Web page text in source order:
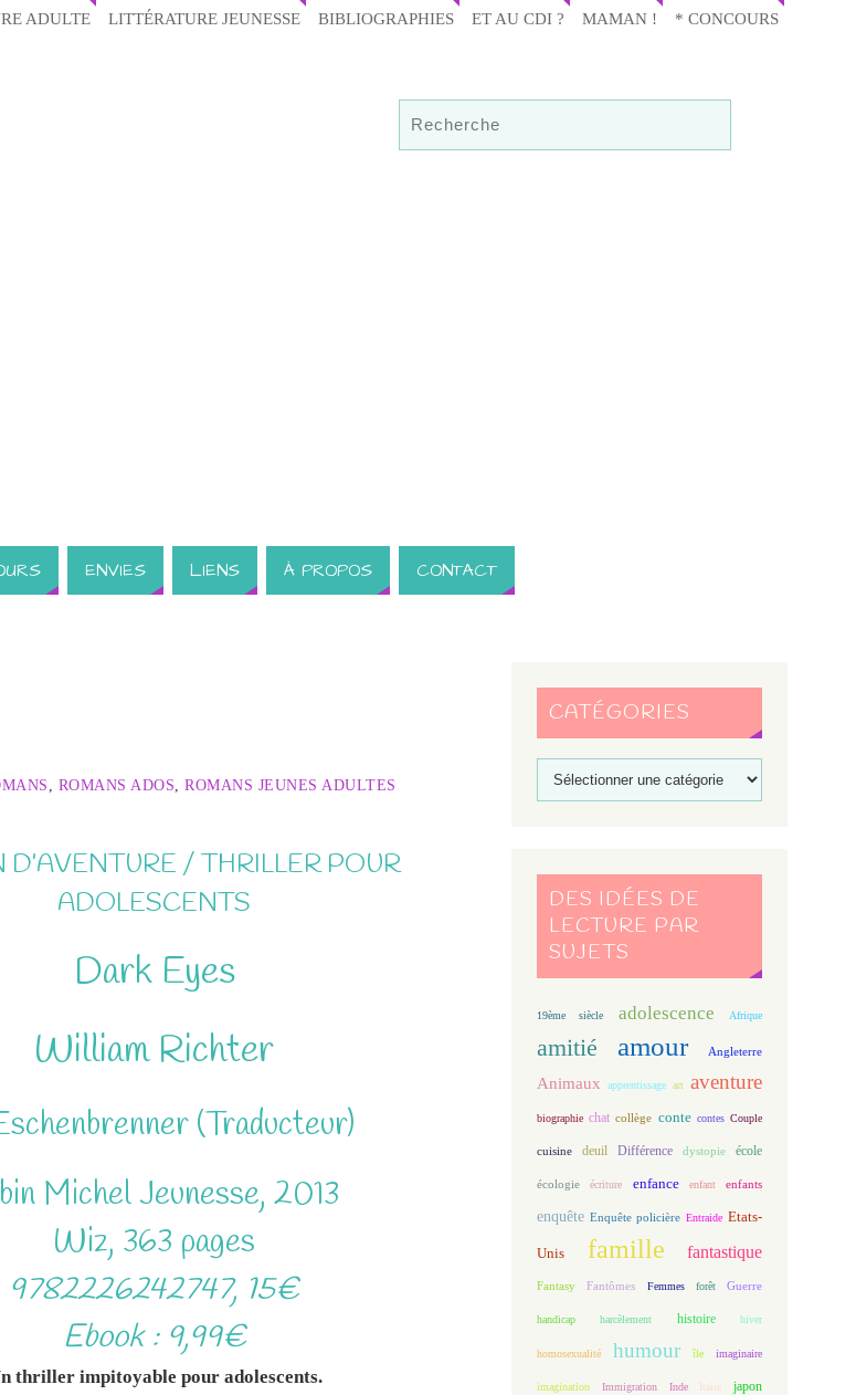
ADULTE LITTÉRATURE JEUNESSE BIBLIOGRAPHIES ET AU CDI ? MAMAN ! * CONCOURS
ENVIES LIENS À PROPOS CONTACT
ROMANS ADOS ROMANS JEUNES ADULTES
D’AVENTURE / THRILLER POUR
ADOLESCENTS
Dark Eyes
William Richter
(Traducteur)
Michel Jeunesse, 2013
Wiz, 363 pages
9782226242747, 15€
Ebook : 9,99€
thriller impitoyable pour adolescents.
CATÉGORIES
DES IDÉES DE
LECTURE PAR
SUJETS
19ème siècle adolescence Afrique
amitié amour Angleterre
Animaux apprentissage art aventure
biographie chat collège conte contes Couple
cuisine deuil Différence dystopie école
écologie écriture enfance enfant enfants
enquête Enquête policière Entraide Etats-
Unis famille fantastique
Fantasy Fantômes Femmes forêt Guerre
handicap harcèlement histoire hiver
homosexualité humour île imaginaire
imagination Immigration Inde Italie japon